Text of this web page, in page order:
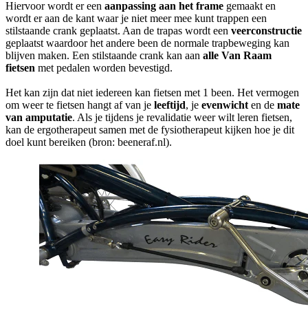
Hiervoor wordt er een aanpassing aan het frame gemaakt en
wordt er aan de kant waar je niet meer mee kunt trappen een
stilstaande crank geplaatst. Aan de trapas wordt een veerconstructie
geplaatst waardoor het andere been de normale trapbeweging kan
blijven maken. Een stilstaande crank kan aan alle Van Raam
fietsen met pedalen worden bevestigd.
Het kan zijn dat niet iedereen kan fietsen met 1 been. Het vermogen
om weer te fietsen hangt af van je leeftijd, je evenwicht en de mate
van amputatie. Als je tijdens je revalidatie weer wilt leren fietsen,
kan de ergotherapeut samen met de fysiotherapeut kijken hoe je dit
doel kunt bereiken (bron: beeneraf.nl).